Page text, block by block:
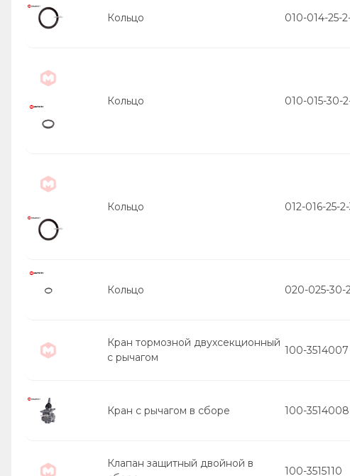
Кольцо 010-014-25-
Кольцо 010-015-30-
Кольцо 012-016-25-
Кольцо 020-025-30-
Кран тормозной двухсекционный
с рычагом
100-3514007
Кран с рычагом в сборе 100-3514008
Клапан защитный двойной в
100-3515110